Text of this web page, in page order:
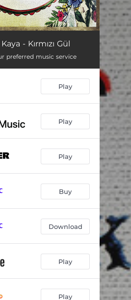
04:22
Dal Arasında 04:13
Uçtu
Eyleme 05:26
04:05
- Kırmızı Gül
preferred music service
Play
Play
Play
Buy
Download
Play
Play